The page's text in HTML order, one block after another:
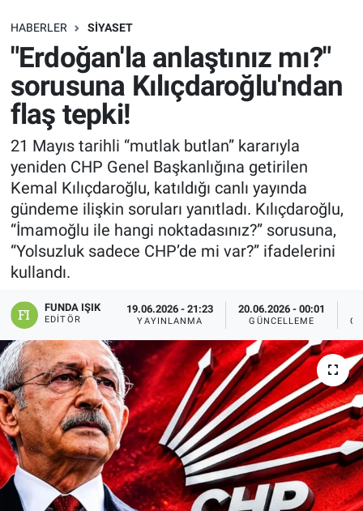
HABERLER SIYASET
"Erdoğan'la anlaştınız mı?"
sorusuna Kılıçdaroğlu'ndan
flaş tepki!
21 Mayıs tarihli “mutlak butlan” kararıyla
yeniden CHP Genel Başkanlığına getirilen
Kemal Kılıçdaroğlu, katıldığı canlı yayında
gündeme ilişkin soruları yanıtladı. Kılıçdaroğlu,
“İmamoğlu ile hangi noktadasınız?” sorusuna,
“Yolsuzluk sadece CHP’de mi var?” ifadelerini
kullandı.
FUNDA IŞIK
EDITÖR
19.06.2026 - 21:23
YAYINLANMA
20.06.2026 - 00:01
GÜNCELLEME
SAĞLIK
EKONOMİ
EĞİTİM
ÖZEL HABER
Keşfet
ASTROLOJİ
MANŞET
RESMİ İLANLAR
İLAN
Bize ulaşın
İletişim/Künye
Yaşam